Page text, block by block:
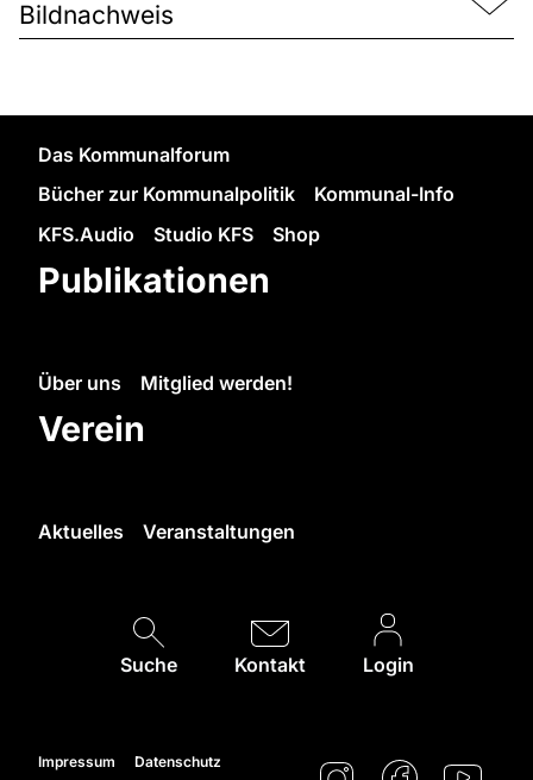
Bildnachweis
Das Kommunalforum
Bücher zur Kommunalpolitik
Kommunal-Info
KFS.Audio
Studio KFS Shop
Publikationen
Über uns Mitglied werden!
Verein
Aktuelles Veranstaltungen
Suche Kontakt Login
Impressum Datenschutz